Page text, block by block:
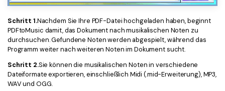
Schritt 1.Nachdem Sie Ihre PDF-Datei hochgeladen haben, beginnt
PDFtoMusic damit, das Dokument nach musikalischen Noten zu
durchsuchen. Gefundene Noten werden abgespielt, während das
Programm weiter nach weiteren Noten im Dokument sucht.
Schritt 2.Sie können die musikalischen Noten in verschiedene
Dateiformate exportieren, einschließlich Midi (.mid-Erweiterung), MP3,
WAV und OGG.